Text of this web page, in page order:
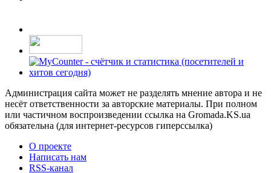
Администрация сайта может не разделять мнение автора и не
несёт ответственности за авторские материалы. При полном
или частичном воспроизведении ссылка на Gromada.KS.ua
обязательна (для интернет-ресурсов гиперссылка)
О проекте
Написать нам
RSS-канал